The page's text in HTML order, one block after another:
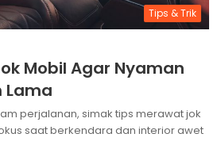
Tips & Trik
Mobil Agar Nyaman
Lama
perjalanan, simak tips merawat jok
saat berkendara dan interior awet